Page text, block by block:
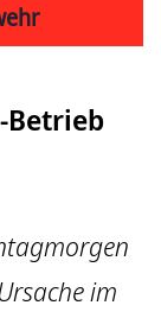
Betrieb
im